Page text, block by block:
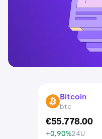
BTC Bitcoin
btc
€55.778.00
+0,90%24U